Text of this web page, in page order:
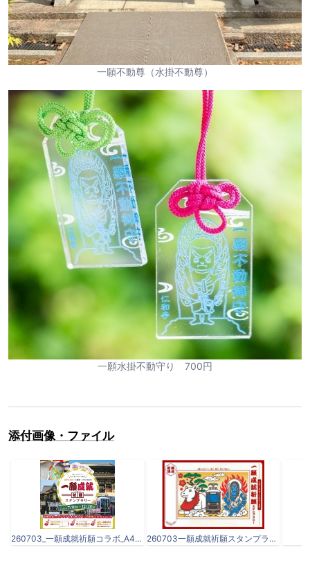
一願不動尊（水掛不動尊）
一願水掛不動守り 700円
添付画像・ファイル
260703_一願成就祈願コラボ_A4チラシ_page-0001.jpg 260703一願成就祈願スタンプラリー決定分仕上がりイメージ_page-0001.jpg